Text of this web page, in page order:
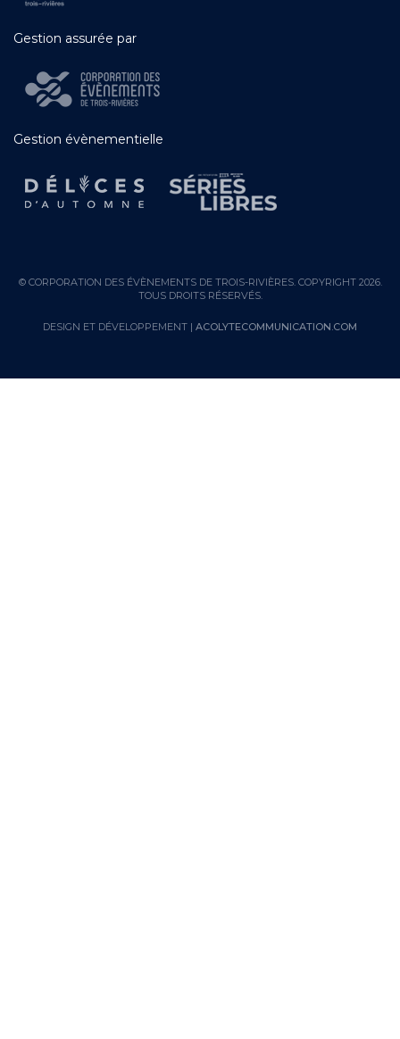
Gestion assurée par
Gestion évènementielle
© CORPORATION DES ÉVÈNEMENTS DE TROIS-RIVIÈRES. COPYRIGHT 2026.
TOUS DROITS RÉSERVÉS.
DESIGN ET DÉVELOPPEMENT | ACOLYTECOMMUNICATION.COM